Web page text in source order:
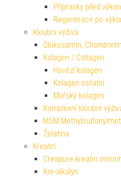
Přípravky před
Regenerace po
Kloubní výživa
Glukosamin, Chondroitin
Kolagen / Collagen
Hovězí kolagen
Kolagen ostatní
Mořský kolagen
Komplexní kloubní
MSM
Želatina
Kreatin
Creapure kreatin
Kre-alkalyn